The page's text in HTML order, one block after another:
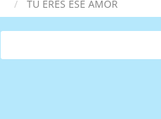
TU ERES ESE AMOR